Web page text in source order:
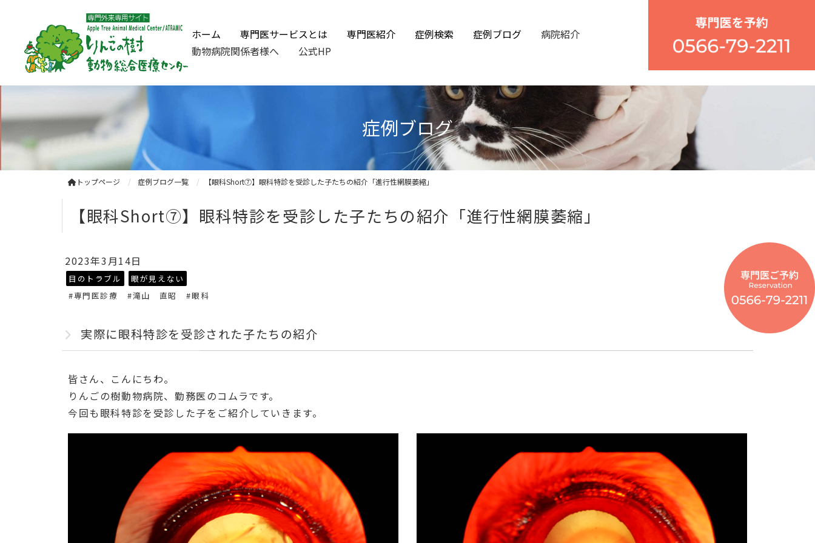
ホーム 専門医サービスとは 専門医紹介 症例検索 症例ブログ
病院紹介
動物病院関係者様へ
公式HP
症例ブログ
トップページ 症例ブログ一覧 【眼科Short⑦】眼科特診を受診した子たちの紹介「進行性網膜萎縮」
【眼科Short⑦】眼科特診を受診した子たちの紹介「進行性網膜萎縮」
2023年3月14日
目のトラブル
眼が見えない
#専門医診療
#滝山 直昭 #眼科
実際に眼科特診を受診された子たちの紹介
皆さん、こんにちわ。
りんごの樹動物病院、勤務医のコムラです。
今回も眼科特診を受診した子をご紹介していきます。